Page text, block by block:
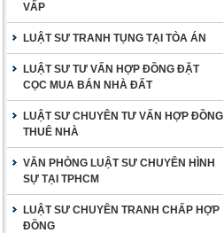
VẤP
LUẬT SƯ TRANH TỤNG TẠI TÒA ÁN
LUẬT SƯ TƯ VẤN HỢP ĐỒNG ĐẶT
CỌC MUA BÁN NHÀ ĐẤT
LUẬT SƯ CHUYÊN TƯ VẤN HỢP ĐỒNG
THUÊ NHÀ
VĂN PHÒNG LUẬT SƯ CHUYÊN HÌNH
SỰ TẠI TPHCM
LUẬT SƯ CHUYÊN TRANH CHẤP HỢP
ĐỒNG